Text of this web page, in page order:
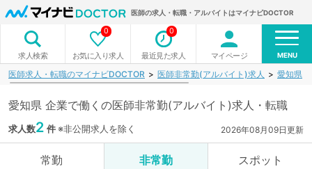
医師の求人・転職・アルバイトはマイナビDOCTOR
求人検索 お気に入り求人
0
最近見た求人
0
マイページ MENU
医師求人・転職のマイナビDOCTOR 医師非常勤(アルバイト)求人 愛知県
愛知県 企業で働くの医師非常勤(アルバイト)求人・転職
求人数2 件※非公開求人を除く 2026年08月09日更新
常勤 非常勤 スポット